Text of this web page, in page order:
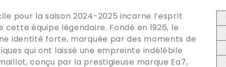
pour la saison 2024-2025 incarne l’esprit
équipe légendaire. Fondé en 1926, le
identité forte, marquée par des moments de
qui ont laissé une empreinte indélébile
conçu par la prestigieuse marque Ea7,